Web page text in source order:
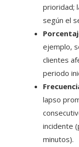
prioridad;
según el
ejemplo,
clientes
periodo
lapso
incidente
minutos).